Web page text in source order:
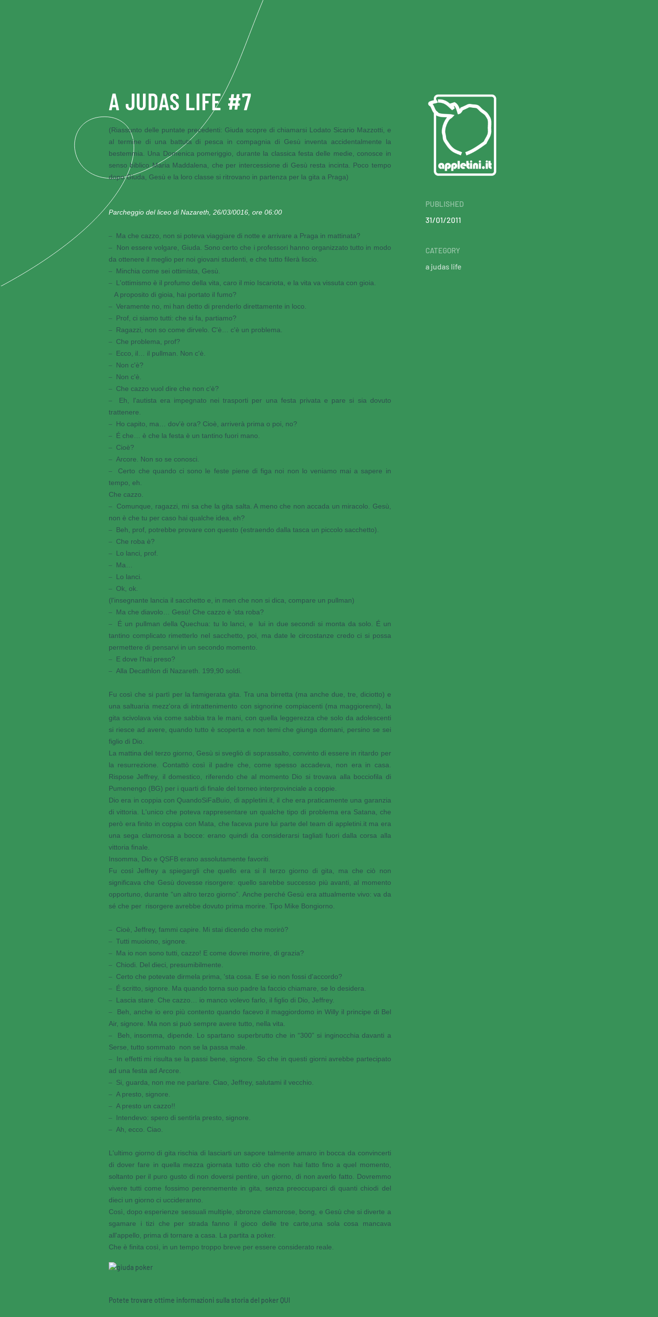
A JUDAS LIFE #7
(Riassunto delle puntate precedenti: Giuda scopre di chiamarsi Lodato Sicario Mazzotti, e
al termine di una battuta di pesca in compagnia di Gesù inventa accidentalmente la
bestemmia. Una Domenica pomeriggio, durante la classica festa delle medie, conosce in
senso biblico Maria Maddalena, che per intercessione di Gesù resta incinta. Poco tempo
dopo Giuda, Gesù e la loro classe si ritrovano in partenza per la gita a Praga)
Parcheggio del liceo di Nazareth, 26/03/0016, ore 06:00
– Ma che cazzo, non si poteva viaggiare di notte e arrivare a Praga in mattinata?
– Non essere volgare, Giuda. Sono certo che i professori hanno organizzato tutto in modo
da ottenere il meglio per noi giovani studenti, e che tutto filerà liscio.
– Minchia come sei ottimista, Gesù.
– L'ottimismo è il profumo della vita, caro il mio Iscariota, e la vita va vissuta con gioia.
A proposito di gioia, hai portato il fumo?
– Veramente no, mi han detto di prenderlo direttamente in loco.
– Prof, ci siamo tutti: che si fa, partiamo?
– Ragazzi, non so come dirvelo. C'è… c'è un problema.
– Che problema, prof?
– Ecco, il… il pullman. Non c'è.
– Non c'è?
– Non c'è.
– Che cazzo vuol dire che non c'è?
– Eh, l'autista era impegnato nei trasporti per una festa privata e pare si sia dovuto
trattenere.
– Ho capito, ma… dov'è ora? Cioè, arriverà prima o poi, no?
– É che… è che la festa è un tantino fuori mano.
– Cioè?
– Arcore. Non so se conosci.
– Certo che quando ci sono le feste piene di figa noi non lo veniamo mai a sapere in
tempo, eh.
Che cazzo.
– Comunque, ragazzi, mi sa che la gita salta. A meno che non accada un miracolo. Gesù,
non è che tu per caso hai qualche idea, eh?
– Beh, prof, potrebbe provare con questo (estraendo dalla tasca un piccolo sacchetto).
– Che roba è?
– Lo lanci, prof.
– Ma…
– Lo lanci.
– Ok, ok.
(l'insegnante lancia il sacchetto e, in men che non si dica, compare un pullman)
– Ma che diavolo… Gesù! Che cazzo è 'sta roba?
– É un pullman della Quechua: tu lo lanci, e lui in due secondi si monta da solo. É un
tantino complicato rimetterlo nel sacchetto, poi, ma date le circostanze credo ci si possa
permettere di pensarvi in un secondo momento.
– E dove l'hai preso?
– Alla Decathlon di Nazareth. 199,90 soldi.
Fu così che si partì per la famigerata gita. Tra una birretta (ma anche due, tre, diciotto) e
una saltuaria mezz'ora di intrattenimento con signorine compiacenti (ma maggiorenni), la
gita scivolava via come sabbia tra le mani, con quella leggerezza che solo da adolescenti
si riesce ad avere, quando tutto è scoperta e non temi che giunga domani, persino se sei
figlio di Dio.
La mattina del terzo giorno, Gesù si svegliò di soprassalto, convinto di essere in ritardo per
la resurrezione. Contattò così il padre che, come spesso accadeva, non era in casa.
Rispose Jeffrey, il domestico, riferendo che al momento Dio si trovava alla bocciofila di
Pumenengo (BG) per i quarti di finale del torneo interprovinciale a coppie.
Dio era in coppia con QuandoSiFaBuio, di appletini.it, il che era praticamente una garanzia
di vittoria. L'unico che poteva rappresentare un qualche tipo di problema era Satana, che
però era finito in coppia con Mata, che faceva pure lui parte del team di appletini.it ma era
una sega clamorosa a bocce: erano quindi da considerarsi tagliati fuori dalla corsa alla
vittoria finale.
Insomma, Dio e QSFB erano assolutamente favoriti.
Fu così Jeffrey a spiegargli che quello era si il terzo giorno di gita, ma che ciò non
significava che Gesù dovesse risorgere: quello sarebbe successo più avanti, al momento
opportuno, durante “un altro terzo giorno”. Anche perché Gesù era attualmente vivo: va da
sé che per risorgere avrebbe dovuto prima morire. Tipo Mike Bongiorno.
– Cioè, Jeffrey, fammi capire. Mi stai dicendo che morirò?
– Tutti muoiono, signore.
– Ma io non sono tutti, cazzo! E come dovrei morire, di grazia?
– Chiodi. Del dieci, presumibilmente.
– Certo che potevate dirmela prima, 'sta cosa. E se io non fossi d'accordo?
– É scritto, signore. Ma quando torna suo padre la faccio chiamare, se lo desidera.
– Lascia stare. Che cazzo… io manco volevo farlo, il figlio di Dio, Jeffrey.
– Beh, anche io ero più contento quando facevo il maggiordomo in Willy il principe di Bel
Air, signore. Ma non si può sempre avere tutto, nella vita.
– Beh, insomma, dipende. Lo spartano superbrutto che in “300” si inginocchia davanti a
Serse, tutto sommato non se la passa male.
– In effetti mi risulta se la passi bene, signore. So che in questi giorni avrebbe partecipato
ad una festa ad Arcore.
– Si, guarda, non me ne parlare. Ciao, Jeffrey, salutami il vecchio.
– A presto, signore.
– A presto un cazzo!!
– Intendevo: spero di sentirla presto, signore.
– Ah, ecco. Ciao.
L'ultimo giorno di gita rischia di lasciarti un sapore talmente amaro in bocca da convincerti
di dover fare in quella mezza giornata tutto ciò che non hai fatto fino a quel momento,
soltanto per il puro gusto di non doversi pentire, un giorno, di non averlo fatto. Dovremmo
vivere tutti come fossimo perennemente in gita, senza preoccuparci di quanti chiodi del
dieci un giorno ci uccideranno.
Così, dopo esperienze sessuali multiple, sbronze clamorose, bong, e Gesù che si diverte a
sgamare i tizi che per strada fanno il gioco delle tre carte,una sola cosa mancava
all'appello, prima di tornare a casa. La partita a poker.
Che è finita così, in un tempo troppo breve per essere considerato reale.
Potete trovare ottime informazioni sulla storia del poker QUI
PUBLISHED
31/01/2011
CATEGORY
a judas life